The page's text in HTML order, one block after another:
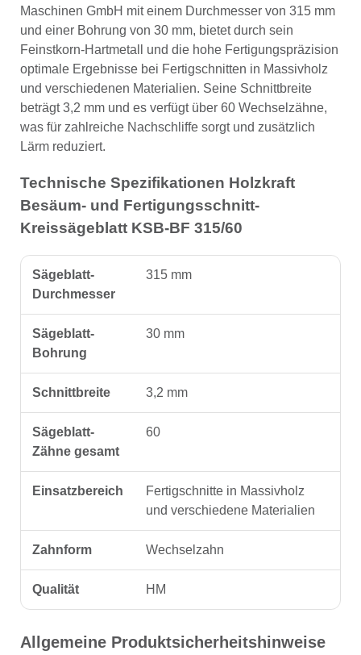
Maschinen GmbH mit einem Durchmesser von 315 mm
und einer Bohrung von 30 mm, bietet durch sein
Feinstkorn-Hartmetall und die hohe Fertigungspräzision
optimale Ergebnisse bei Fertigschnitten in Massivholz
und verschiedenen Materialien. Seine Schnittbreite
beträgt 3,2 mm und es verfügt über 60 Wechselzähne,
was für zahlreiche Nachschliffe sorgt und zusätzlich
Lärm reduziert.
Technische Spezifikationen Holzkraft
Besäum- und Fertigungsschnitt-
Kreissägeblatt KSB-BF 315/60
Sägeblatt-
Durchmesser
315 mm
Sägeblatt-
Bohrung
30 mm
Schnittbreite 3,2 mm
Sägeblatt-
Zähne gesamt
60
Einsatzbereich
Fertigschnitte in Massivholz
und verschiedene Materialien
Zahnform Wechselzahn
Qualität HM
Allgemeine Produktsicherheitshinweise